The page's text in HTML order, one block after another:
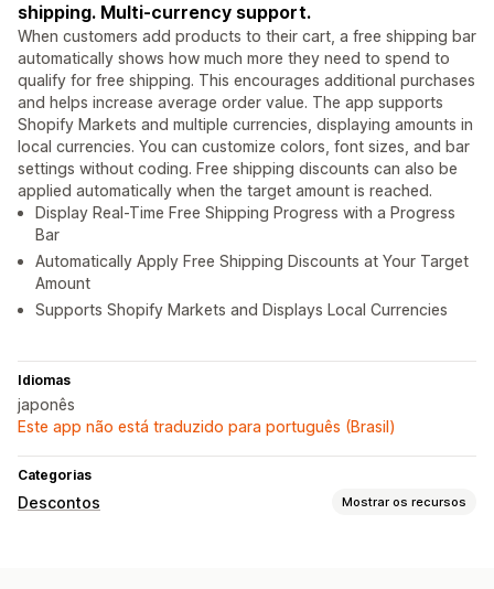
shipping. Multi-currency support.
When customers add products to their cart, a free shipping bar
automatically shows how much more they need to spend to
qualify for free shipping. This encourages additional purchases
and helps increase average order value. The app supports
Shopify Markets and multiple currencies, displaying amounts in
local currencies. You can customize colors, font sizes, and bar
settings without coding. Free shipping discounts can also be
applied automatically when the target amount is reached.
Display Real-Time Free Shipping Progress with a Progress
Bar
Automatically Apply Free Shipping Discounts at Your Target
Amount
Supports Shopify Markets and Displays Local Currencies
Idiomas
japonês
Este app não está traduzido para português (Brasil)
Categorias
Descontos Mostrar os recursos